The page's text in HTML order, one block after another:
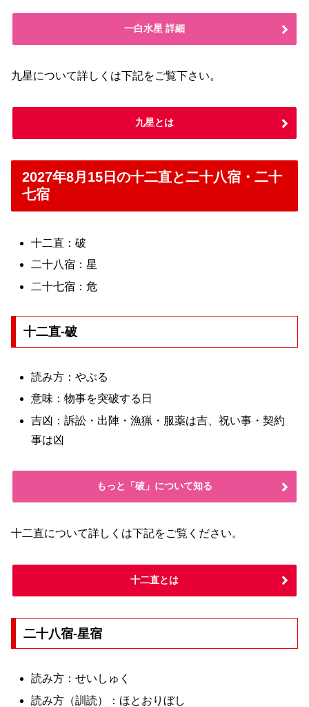
一白水星 詳細
九星について詳しくは下記をご覧下さい。
九星とは
2027年8月15日の十二直と二十八宿・二十
七宿
十二直：破
二十八宿：星
二十七宿：危
十二直-破
読み方：やぶる
意味：物事を突破する日
吉凶：訴訟・出陣・漁猟・服薬は吉、祝い事・契約
事は凶
もっと「破」について知る
十二直について詳しくは下記をご覧ください。
十二直とは
二十八宿-星宿
読み方：せいしゅく
読み方（訓読）：ほとおりぼし